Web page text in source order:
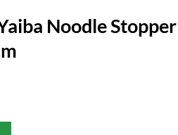
Noodle Stopper